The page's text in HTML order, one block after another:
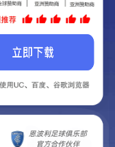
啦...
设.
站.